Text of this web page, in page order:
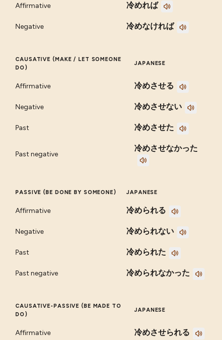
Affirmative 冷めれば
Negative 冷めなければ
CAUSATIVE (MAKE / LET SOMEONE
DO)
JAPANESE
Affirmative 冷めさせる
Negative 冷めさせない
Past 冷めさせた
Past negative
冷めさせなかった
PASSIVE (BE DONE BY SOMEONE) JAPANESE
Affirmative 冷められる
Negative 冷められない
Past 冷められた
Past negative 冷められなかった
CAUSATIVE-PASSIVE (BE MADE TO
DO)
JAPANESE
Affirmative 冷めさせられる